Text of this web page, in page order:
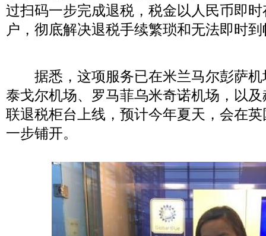
过扫码一步完成退税，税金以人民币即
户，彻底解决退税手续繁琐和无法即时
据悉，这项服务已在米兰马尔彭萨机
泰戈尔机场、罗马菲乌米奇诺机场，以
联退税柜台上线，预计今年夏天，会在
一步铺开。